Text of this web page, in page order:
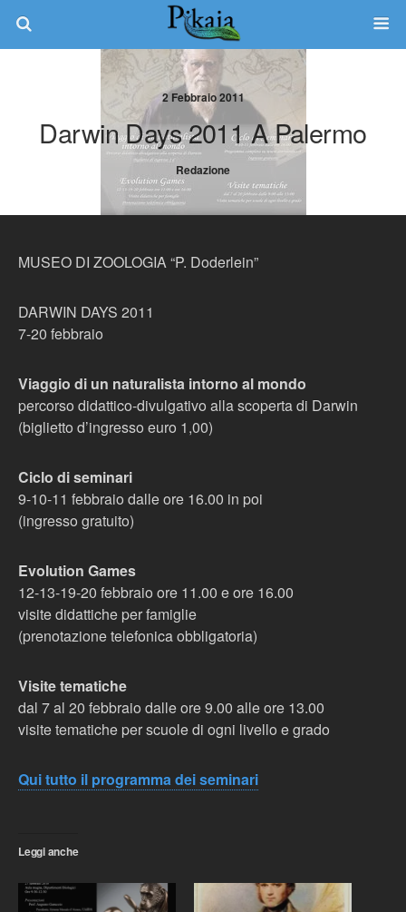
2 Febbraio 2011
Darwin Days 2011 A Palermo
Redazione
MUSEO DI ZOOLOGIA “P. Doderlein”
DARWIN DAYS 2011
7-20 febbraio
Viaggio di un naturalista intorno al mondo
percorso didattico-divulgativo alla scoperta di Darwin
(biglietto d’ingresso euro 1,00)
Ciclo di seminari
9-10-11 febbraio dalle ore 16.00 in poi
(ingresso gratuito)
Evolution Games
12-13-19-20 febbraio ore 11.00 e ore 16.00
visite didattiche per famiglie
(prenotazione telefonica obbligatoria)
Visite tematiche
dal 7 al 20 febbraio dalle ore 9.00 alle ore 13.00
visite tematiche per scuole di ogni livello e grado
Qui tutto il programma dei seminari
Leggi anche